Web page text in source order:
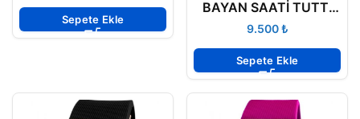
Sepete Ekle
BAYAN SAATİ TUTTI
FRUTTI₺
Sepete Ekle